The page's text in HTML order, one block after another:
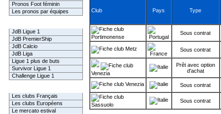
Pronos Foot féminin
Les pronos par équipes
JdB Ligue 1
JdB PremierShip
JdB Calcio
JdB Liga
Ligue 1 plus de buts
Survivor Ligue 1
Challenge Ligue 1
Les clubs Français
Les clubs Européens
Le mercato estival
Club Pays Type
Portimonense
Sous contrat
Metz Sous contrat
Venezia
Prêt avec option
d'achat
Venezia Sous contrat
Sassuolo
Sous contrat